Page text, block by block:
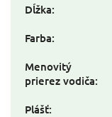
Dĺžka:
Farba:
Menovitý
prierez vodiča:
Plášť: